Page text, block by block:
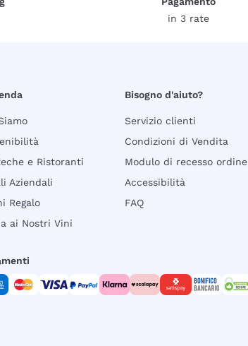
in 3 rate
e Ristoranti
Aziendali
Regalo
ai Nostri Vini
Bisogno d'aiuto?
Servizio clienti
Condizioni di Vendita
Modulo di recesso ordine
Accessibilità
FAQ